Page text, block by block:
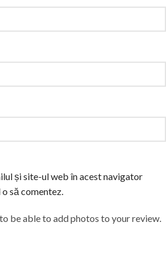
și site-ul web în acest navigator
să comentez.
be able to add photos to your review.